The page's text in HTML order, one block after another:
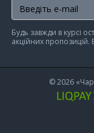
Будь завжди в курсі
акційних пропозицій.
© 2026